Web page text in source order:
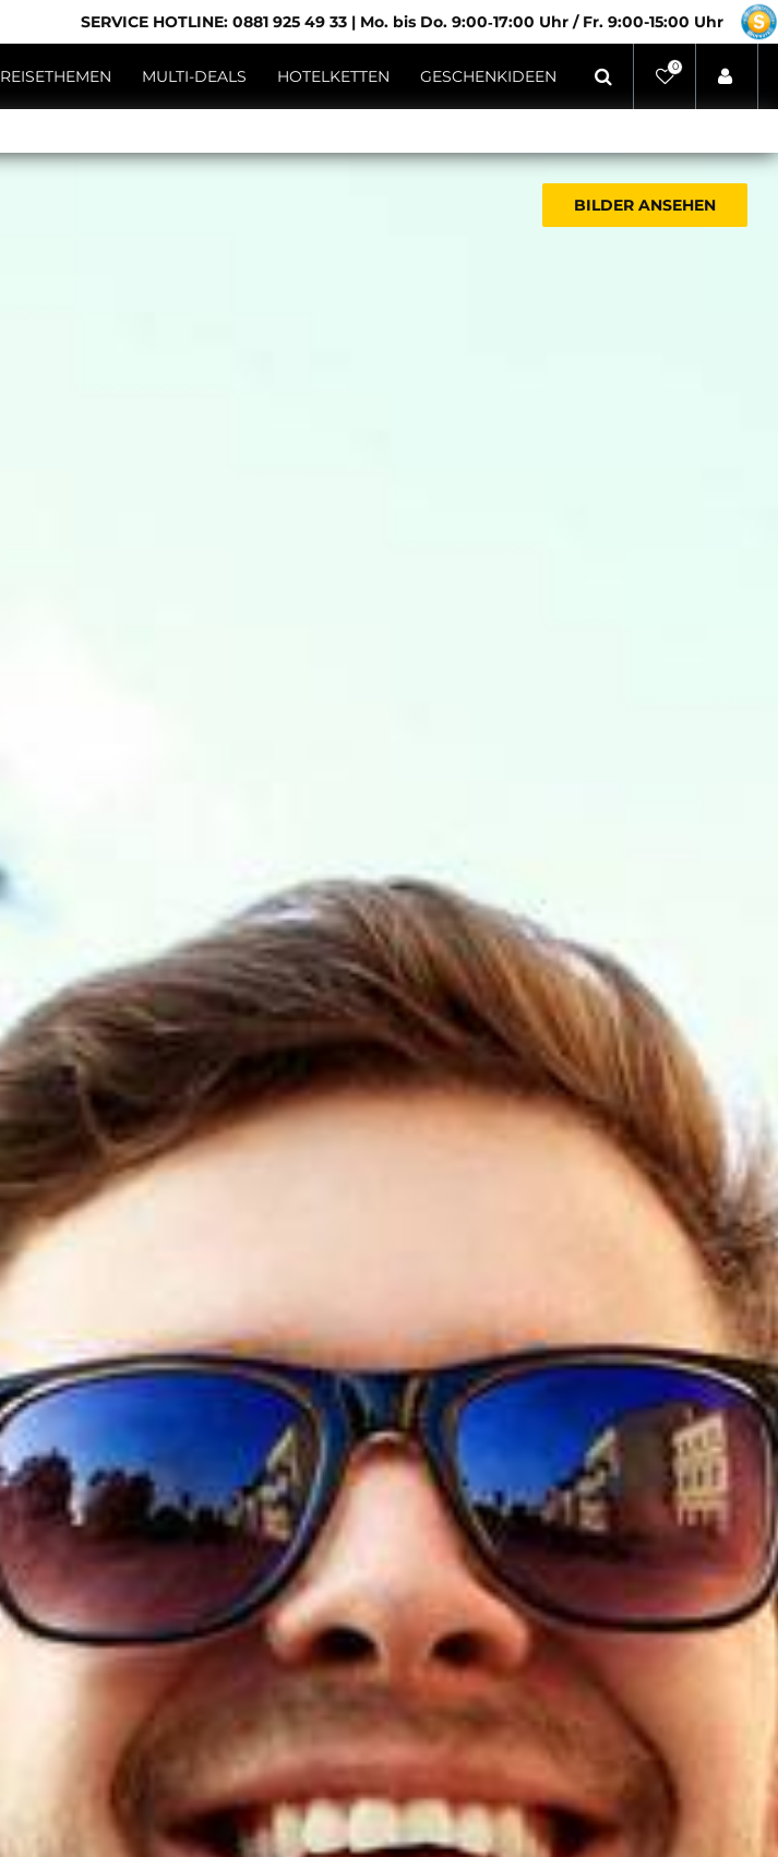
SERVICE HOTLINE: 0881 925 49 33 | Mo. bis Do. 9:00‑17:00 Uhr / Fr. 9:00-15:00 Uhr
REISETHEMEN MULTI-DEALS HOTELKETTEN GESCHENKIDEEN 0
BILDER ANSEHEN